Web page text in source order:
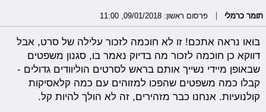
תומר כרמלי פרסום ראשון: 09/01/2018, 11:00
בואו נראה אתכם! זו לא חוכמה לזכור עלילה של סרט, אבל
דווקא כן חוכמה לזכור מה בדיוק נאמר בו, סגנון משפטים
שבאופן מיידי נשייך אותם בראש לסרטים הוליוודים גדולים -
קבלו כמה משפטים שהפכו למזוהים עם כמה קלאסיקות
קולנועיות. אנחנו כבר מזהירים, זה לא הולך להיות קל.